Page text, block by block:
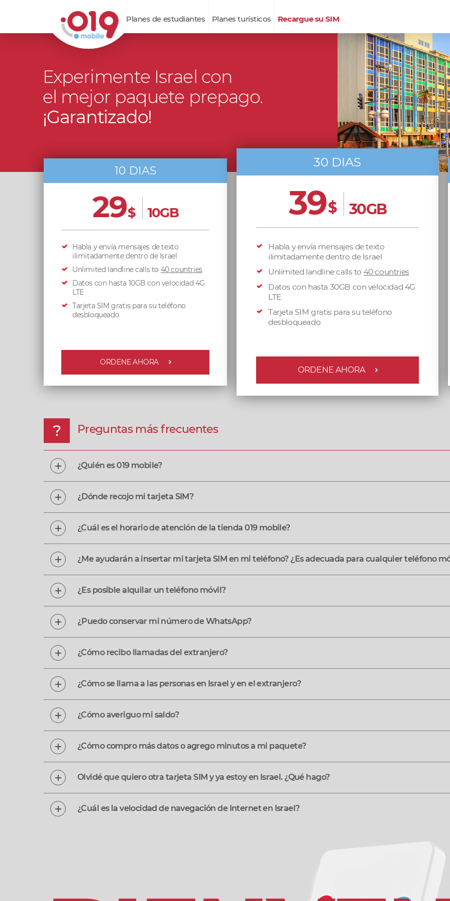
Planes de estudiantes Planes turísticos Recargue su SIM
Experimente Israel con
el mejor paquete prepago.
¡Garantizado!
10 DIAS
29$ 10GB
Habla y envía mensajes de texto
ilimitadamente dentro de Israel
Unlimited landline calls to 40 countries
Datos con hasta 10GB con velocidad 4G
LTE
Tarjeta SIM gratis para su teléfono
desbloqueado
ORDENE AHORA
30 DIAS
39$ 30GB
Habla y envía mensajes de texto
ilimitadamente dentro de Israel
Unlimited landline calls to 40 countries
Datos con hasta 30GB con velocidad 4G
LTE
Tarjeta SIM gratis para su teléfono
desbloqueado
ORDENE AHORA
Preguntas más frecuentes
¿Quién es 019 mobile?
¿Dónde recojo mi tarjeta SIM?
¿Cuál es el horario de atención de la tienda 019 mobile?
¿Me ayudarán a insertar mi tarjeta SIM en mi teléfono? ¿Es adecuada para cualquier teléfono
¿Es posible alquilar un teléfono móvil?
¿Puedo conservar mi número de WhatsApp?
¿Cómo recibo llamadas del extranjero?
¿Cómo se llama a las personas en Israel y en el extranjero?
¿Cómo averiguo mi saldo?
¿Cómo compro más datos o agrego minutos a mi paquete?
Olvidé que quiero otra tarjeta SIM y ya estoy en Israel. ¿Qué hago?
¿Cuál es la velocidad de navegación de Internet en Israel?